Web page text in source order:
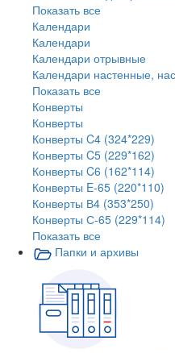
Показать все
Календари
Календари
Календари отрывные
Календари настенные,
Показать все
Конверты
Конверты
Конверты C4 (324*229)
Конверты C5 (229*162)
Конверты C6 (162*114)
Конверты E-65 (220*110)
Конверты В4 (353*250)
Конверты С-65 (229*114)
Показать все
Папки и архивы